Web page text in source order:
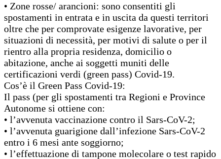
• Zone rosse/ arancioni: sono consentiti gli
spostamenti in entrata e in uscita da questi territori
oltre che per comprovate esigenze lavorative, per
situazioni di necessità, per motivi di salute o per il
rientro alla propria residenza, domicilio o
abitazione, anche ai soggetti muniti delle
certificazioni verdi (green pass) Covid-19.
Cos’è il Green Pass Covid-19:
Il pass (per gli spostamenti tra Regioni e Province
Autonome si ottiene con:
• l’avvenuta vaccinazione contro il Sars-CoV-2;
• l’avvenuta guarigione dall’infezione Sars-CoV-2
entro i 6 mesi ante soggiorno;
• l’effettuazione di tampone molecolare o test rapido